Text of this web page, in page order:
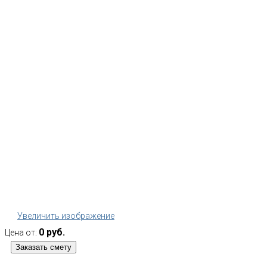
Увеличить изображение
Цена от: 0 руб.